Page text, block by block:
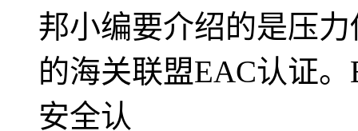
邦小编要介绍的是压
的海关联盟EAC认证
安全认